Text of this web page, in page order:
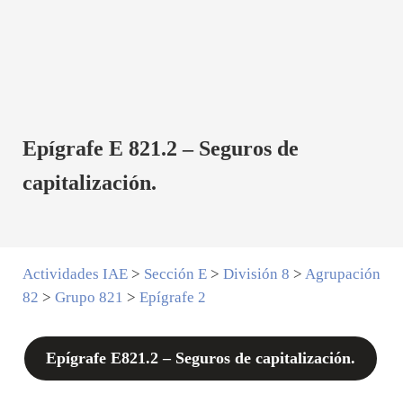
Epígrafe E 821.2 – Seguros de
capitalización.
Actividades IAE> Sección E> División 8 > Agrupación
82 > Grupo 821 > Epígrafe 2
Epígrafe E821.2 – Seguros de capitalización.